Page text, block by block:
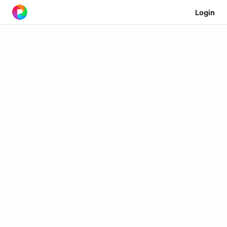
Login